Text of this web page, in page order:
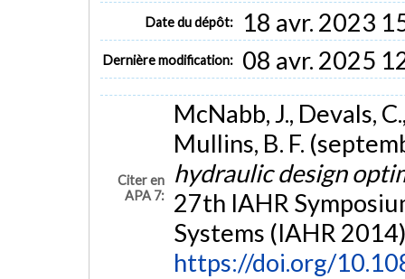
Date du dépôt: 18 avr. 2023
Dernière modification: 08 avr. 2025
Citer en
APA 7:
McNabb, J., Devals,
Mullins, B. F.
hydraulic design
27th IAHR
Systems (IAHR
https://doi.org/